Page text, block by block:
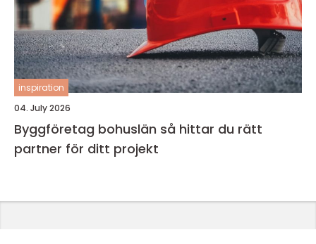
inspiration
04. July 2026
Byggföretag bohuslän så hittar du rätt
partner för ditt projekt